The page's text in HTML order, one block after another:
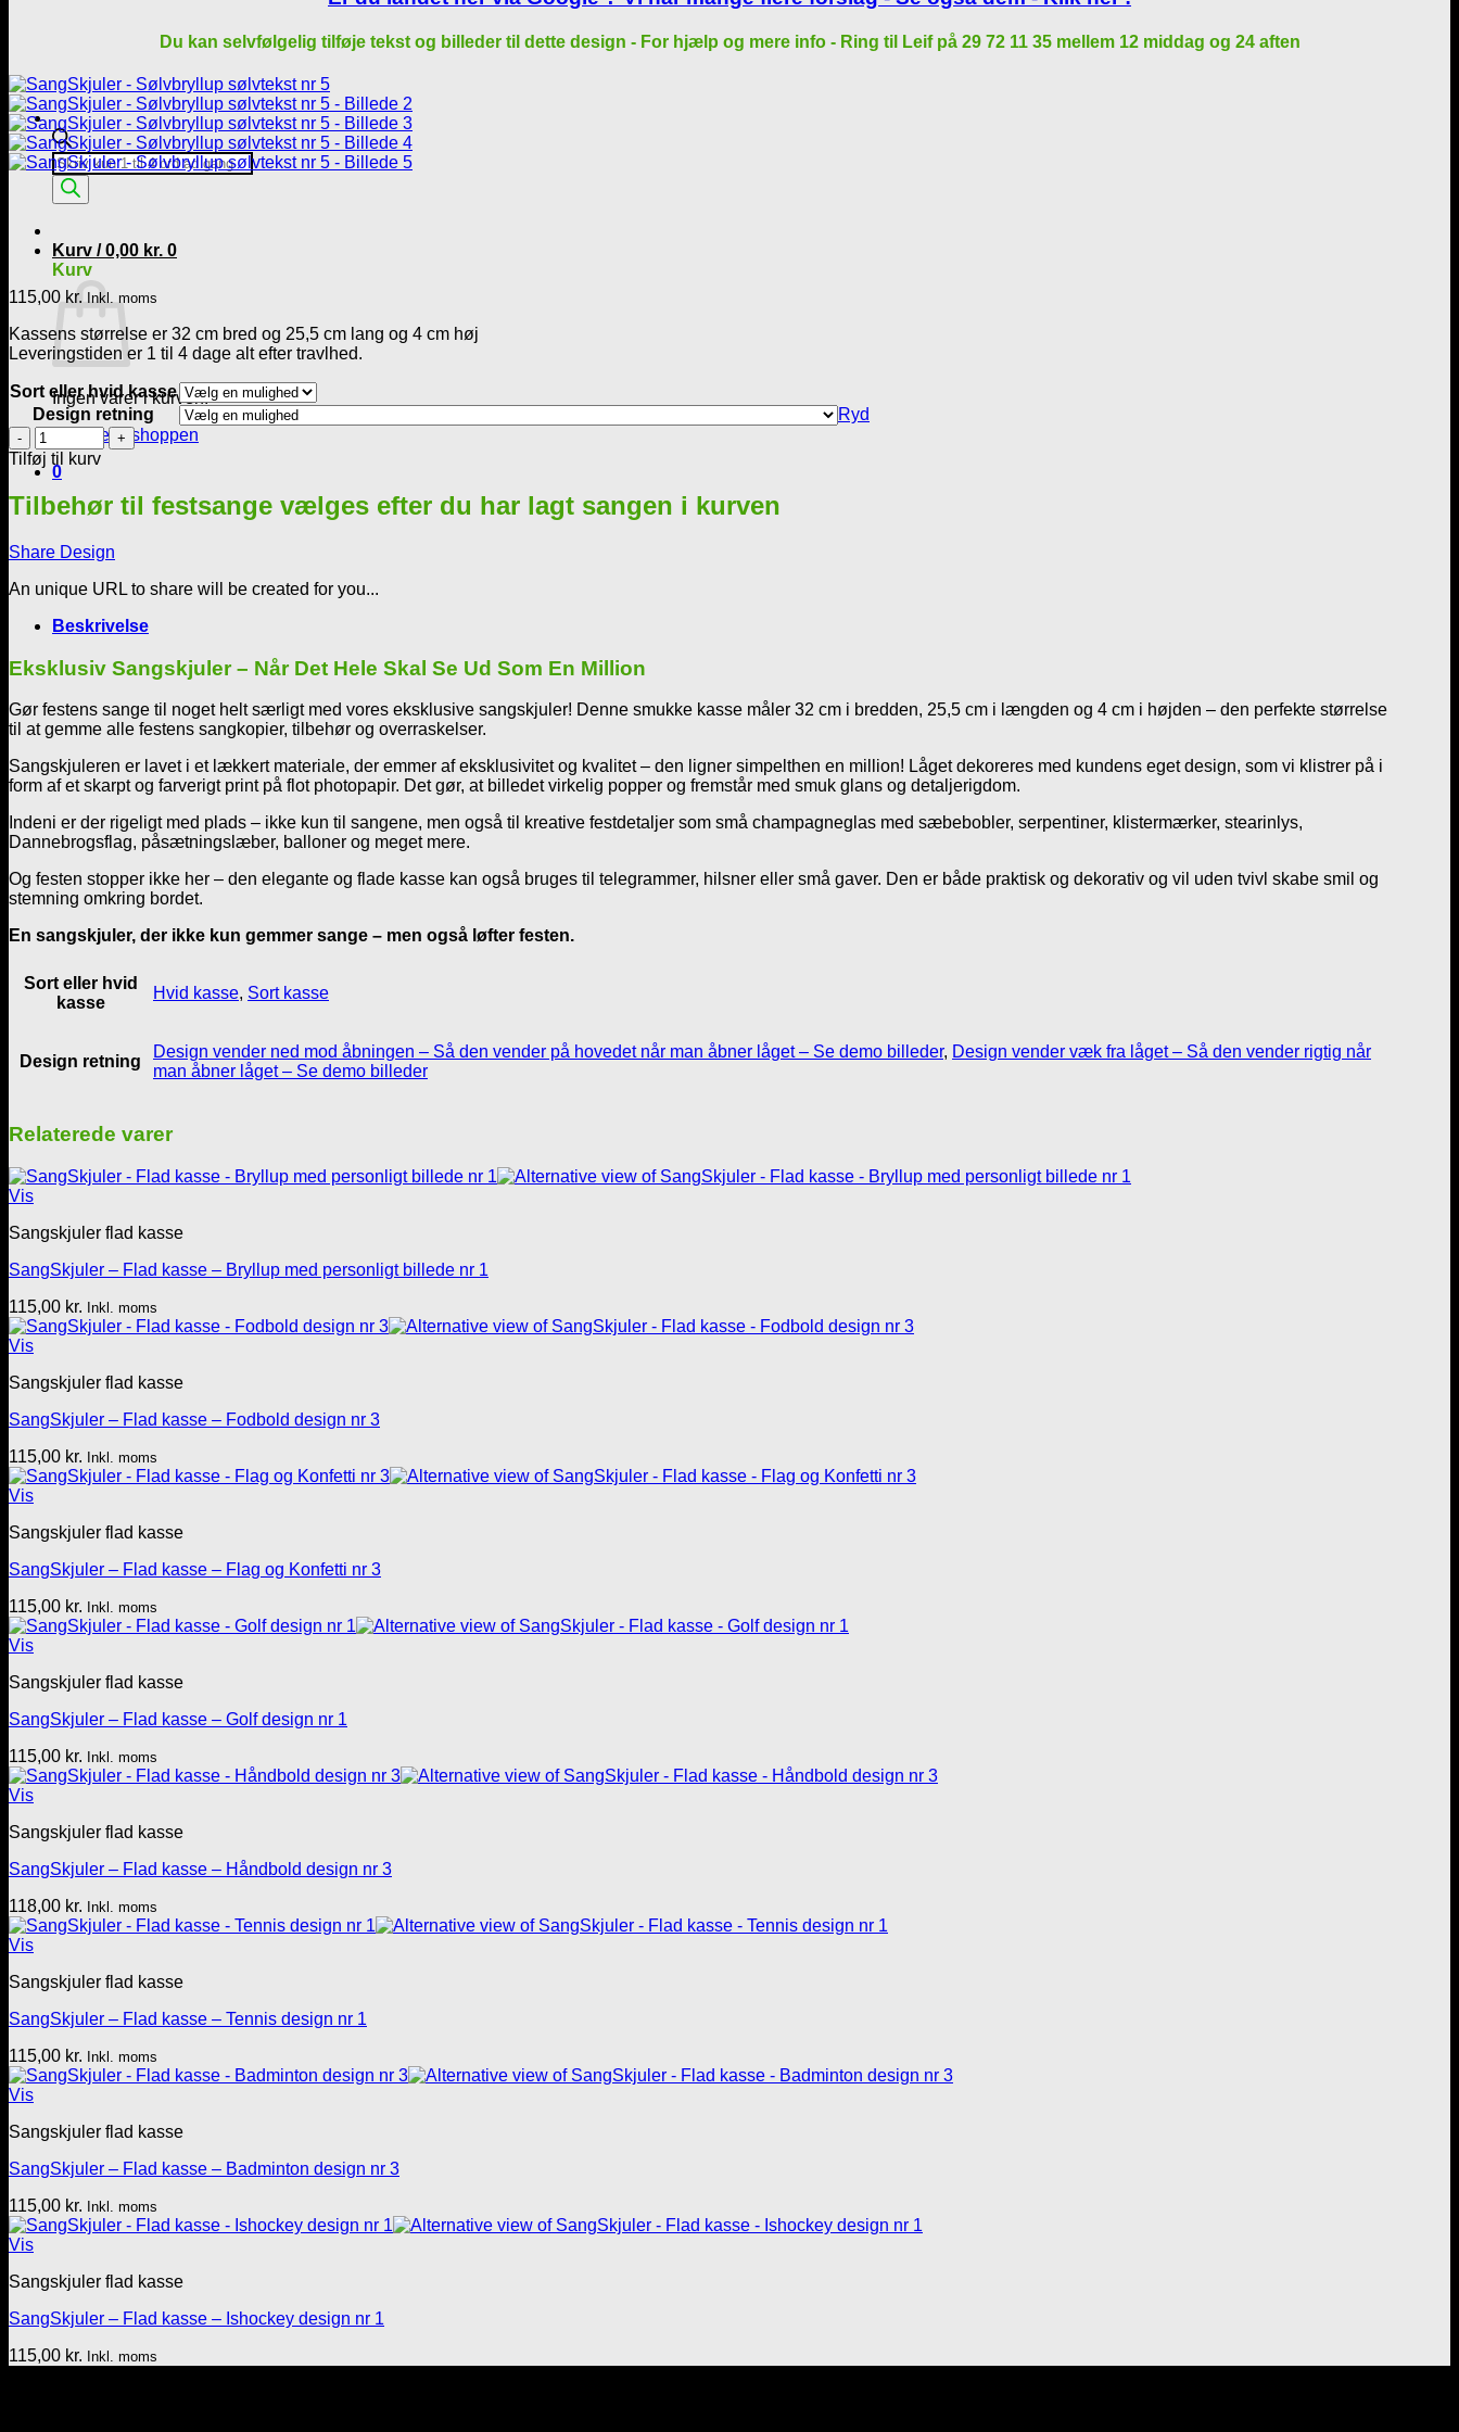
Products
search
Kurv /0,00 kr. 0
Kurv
Ingen varer i kurven.
Tilbage til shoppen
0
Du kan selvfølgelig tilføje tekst og billeder til dette design - For hjælp og mere info - Ring til Leif på 29 72 11 35 mellem 12 middag og 24 aften
115,00 kr. Inkl. moms
Kassens størrelse er 32 cm bred og 25,5 cm lang og 4 cm høj
Leveringstiden er 1 til 4 dage alt efter travlhed.
Sort eller hvid kasse
Design retning
Ryd
SangSkjuler
-
Sølvbryllup
sølvtekst
nr
antal
Tilføj til kurv
Tilbehør til festsange vælges efter du har lagt sangen i kurven
Share Design
An unique URL to share will be created for you...
Beskrivelse
Eksklusiv Sangskjuler – Når Det Hele Skal Se Ud Som En Million
Gør festens sange til noget helt særligt med vores eksklusive sangskjuler! Denne smukke kasse måler 32 cm i bredden, 25,5 cm i længden og 4 cm i højden – den perfekte størrelse
til at gemme alle festens sangkopier, tilbehør og overraskelser.
Sangskjuleren er lavet i et lækkert materiale, der emmer af eksklusivitet og kvalitet – den ligner simpelthen en million! Låget dekoreres med kundens eget design, som vi klistrer på i
form af et skarpt og farverigt print på flot photopapir. Det gør, at billedet virkelig popper og fremstår med smuk glans og detaljerigdom.
Indeni er der rigeligt med plads – ikke kun til sangene, men også til kreative festdetaljer som små champagneglas med sæbebobler, serpentiner, klistermærker, stearinlys,
Dannebrogsflag, påsætningslæber, balloner og meget mere.
Og festen stopper ikke her – den elegante og flade kasse kan også bruges til telegrammer, hilsner eller små gaver. Den er både praktisk og dekorativ og vil uden tvivl skabe smil og
stemning omkring bordet.
En sangskjuler, der ikke kun gemmer sange – men også løfter festen.
Sort eller hvid
kasse
Hvid kasse, Sort kasse
Design retning
Design vender ned mod åbningen – Så den vender på hovedet når man åbner låget – Se demo billeder, Design vender væk fra låget – Så den vender rigtig når
man åbner låget – Se demo billeder
Relaterede varer
Vis
Sangskjuler flad kasse
SangSkjuler – Flad kasse – Bryllup med personligt billede nr 1
115,00 kr. Inkl. moms
Vis
Sangskjuler flad kasse
SangSkjuler – Flad kasse – Fodbold design nr 3
115,00 kr. Inkl. moms
Vis
Sangskjuler flad kasse
SangSkjuler – Flad kasse – Flag og Konfetti nr 3
115,00 kr. Inkl. moms
Vis
Sangskjuler flad kasse
SangSkjuler – Flad kasse – Golf design nr 1
115,00 kr. Inkl. moms
Vis
Sangskjuler flad kasse
SangSkjuler – Flad kasse – Håndbold design nr 3
118,00 kr. Inkl. moms
Vis
Sangskjuler flad kasse
SangSkjuler – Flad kasse – Tennis design nr 1
115,00 kr. Inkl. moms
Vis
Sangskjuler flad kasse
SangSkjuler – Flad kasse – Badminton design nr 3
115,00 kr. Inkl. moms
Vis
Sangskjuler flad kasse
SangSkjuler – Flad kasse – Ishockey design nr 1
115,00 kr. Inkl. moms